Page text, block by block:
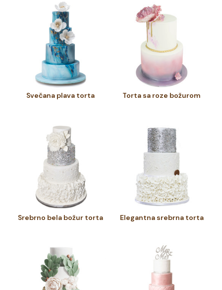
Svečana plava torta Torta sa roze božurom
Srebrno bela božur torta Elegantna srebrna torta